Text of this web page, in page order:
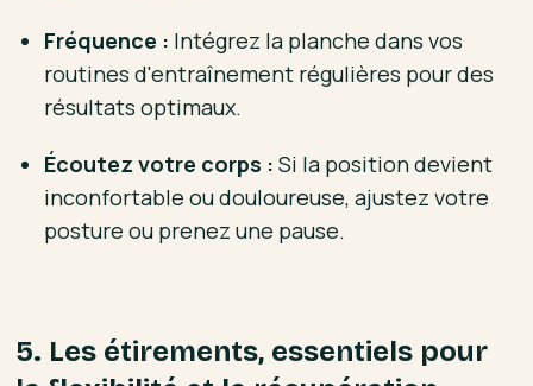
Fréquence : Intégrez la planche dans vos
routines d'entraînement régulières pour des
résultats optimaux.
Écoutez votre corps : Si la position devient
inconfortable ou douloureuse, ajustez votre
posture ou prenez une pause.
5. Les étirements, essentiels pour